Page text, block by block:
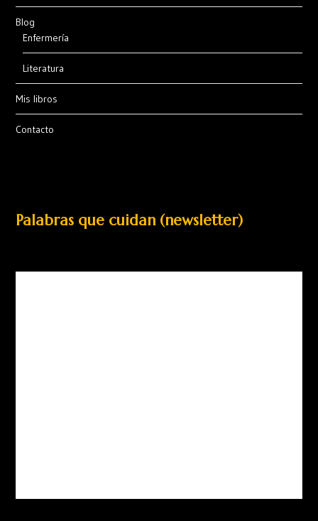
Blog
Enfermería
Literatura
Mis libros
Contacto
Palabras que cuidan (newsletter)